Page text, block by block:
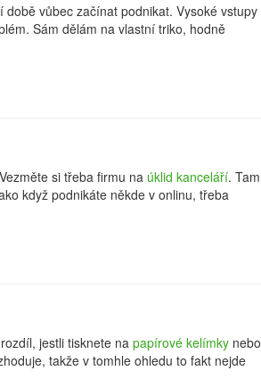
vůbec začínat podnikat. Vysoké vstupy
Sám dělám na vlastní triko, hodně
si třeba firmu na úklid kanceláří. Tam
když podnikáte někde v onlinu, třeba
jestli tisknete na papírové kelímky nebo
takže v tomhle ohledu to fakt nejde